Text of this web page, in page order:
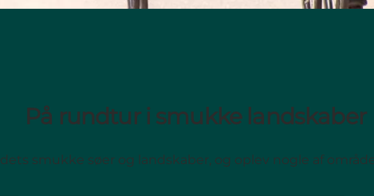
På rundtur i smukke landskaber
smukke søer og landskaber, og oplev nogle af